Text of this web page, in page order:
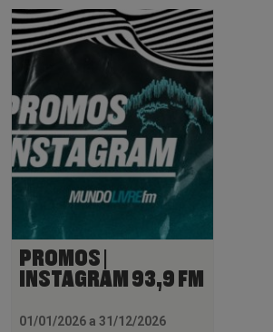
PROMOS |
INSTAGRAM 93,9 FM
01/01/2026 a 31/12/2026